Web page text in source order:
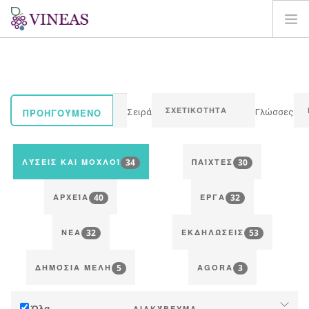
ΛΎΣΕΙΣ ΚΑΙ ΜΟΧΛΟΊ
ΠΡΟΗΓΟΎΜΕΝΟ Σειρά Γλώσσες
ΛΎΣΕΙΣ ΚΑΙ ΜΟΧΛΟΊ 34 ΠΑΊΧΤΕΣ 30
ΑΡΧΕΊΑ 40 ΈΡΓΑ 32
ΝΈΑ 32 ΕΚΔΗΛΏΣΕΙΣ 53
ΔΗΜΌΣΙΑ ΜΈΛΗ 5 AGORA 3